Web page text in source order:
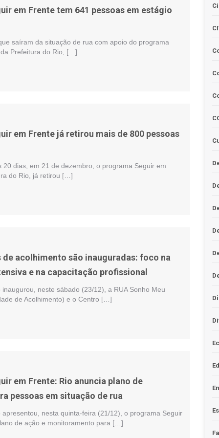
em Frente tem 641 pessoas em estágio
saíram da situação de rua com apoio do programa
Prefeitura do Rio, […]
em Frente já retirou mais de 800 pessoas
20 dias, em 21 de dezembro, o programa Seguir em
do Rio, já retirou […]
de acolhimento são inauguradas: foco na
e na capacitação profissional
inaugurou, neste sábado (23/12), a RUA Sonho Meu
de Acolhimento) e o Centro […]
em Frente: Rio anuncia plano de
pessoas em situação de rua
apresentou, nesta quinta-feira (21/12), o programa Seguir
de ação e monitoramento para […]